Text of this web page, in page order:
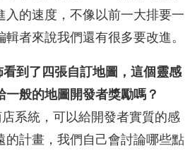
入的速度，不像以前一大排要一
者來說我們還有很多要改進。
到了四張自訂地圖，這個靈感
般的地圖開發者獎勵嗎？
系統，可以給開發者實質的感
的計畫，我們自己會討論哪些點